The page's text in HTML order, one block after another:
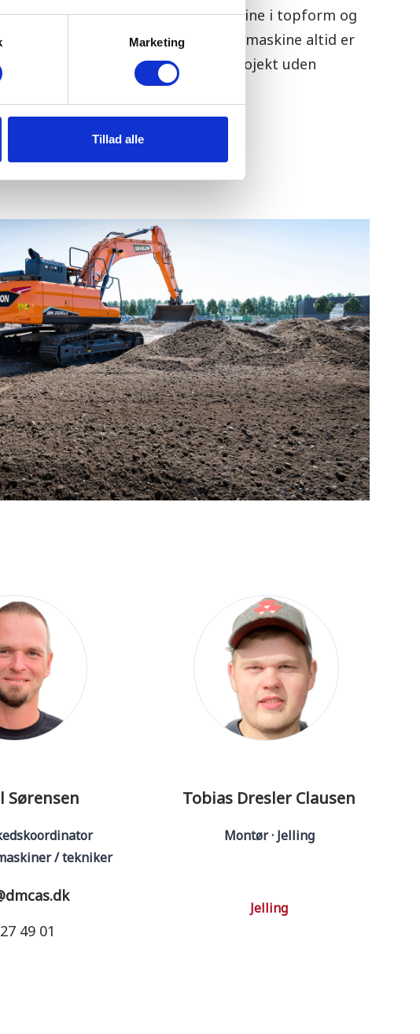
Marketing
Tillad alle
til at holde din gravemaskine i topform og
Vores mål er at sikre, at din maskine altid er
så du kan fokusere på dit projekt uden
Sørensen
/ tekniker
49 01
Tobias Dresler Clausen
Montør · Jelling
Jelling